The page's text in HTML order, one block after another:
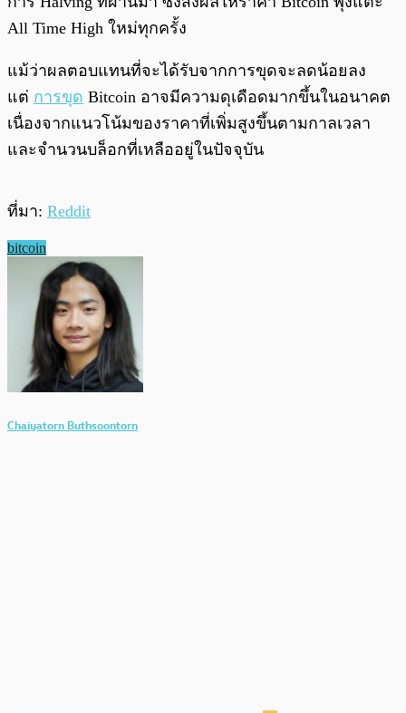
All Time High ใหม่ทุกครั้ง
แม้ว่าผลตอบแทนที่จะได้รับจากการขุดจะลดน้อยลง
แต่ การขุด Bitcoin อาจมีความดุเดือดมากขึ้นในอนาคต
เนื่องจากแนวโน้มของราคาที่เพิ่มสูงขึ้นตามกาลเวลา
และจำนวนบล็อกที่เหลืออยู่ในปัจจุบัน
ที่มา: Reddit
bitcoin
Chaiyatorn Buthsoontorn